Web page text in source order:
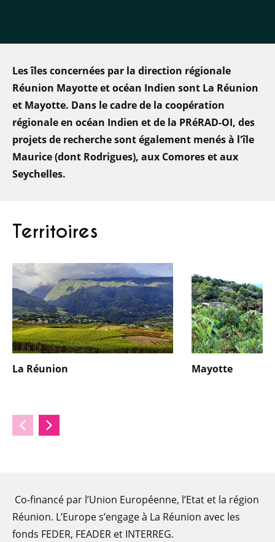
Les îles concernées par la direction régionale
Réunion Mayotte et océan Indien sont La Réunion
et Mayotte. Dans le cadre de la coopération
régionale en océan Indien et de la PRéRAD-OI, des
projets de recherche sont également menés à l'île
Maurice (dont Rodrigues), aux Comores et aux
Seychelles.
Territoires
La Réunion Mayotte
Co-financé par l’Union Européenne, l’Etat et la région
Réunion. L’Europe s’engage à La Réunion avec les
fonds FEDER, FEADER et INTERREG.